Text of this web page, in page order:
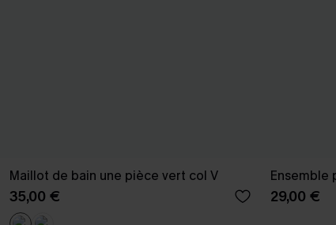
Maillot de bain une pièce vert col V
35,00 €
Ensemble
29,00 €